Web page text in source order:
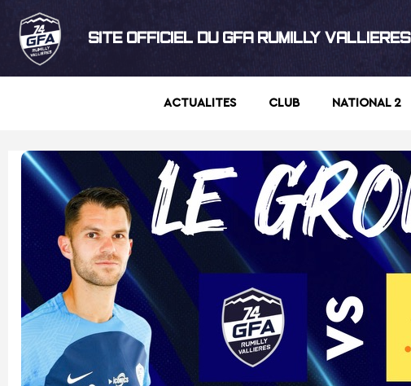
SITE OFFICIEL DU GFA RUMILLY VALLIERES
ACTUALITES CLUB NATIONAL 2